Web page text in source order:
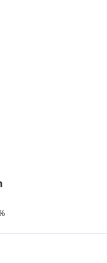
Vorbereitung für Licht-
Dachgeschoßen
für
Wohnfläche und ca.
Raumaufteilung:
für Eigennutzer auf